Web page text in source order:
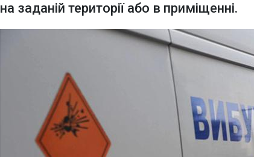
на заданій території або в приміщенні.